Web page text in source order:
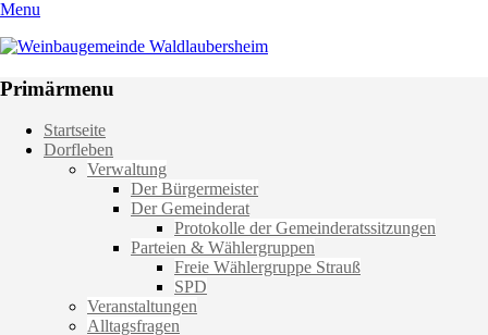
Menu
Weinbaugemeinde Waldlaubersheim
Primärmenu
Weiter
zum
Startseite
Dorfleben
Verwaltung
Der Bürgermeister
Der Gemeinderat
Protokolle der Gemeinderatssitzungen
Parteien & Wählergruppen
Freie Wählergruppe Strauß
SPD
Veranstaltungen
Alltagsfragen